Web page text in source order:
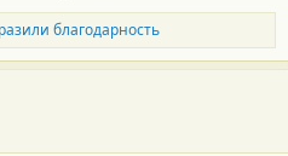
благодарность